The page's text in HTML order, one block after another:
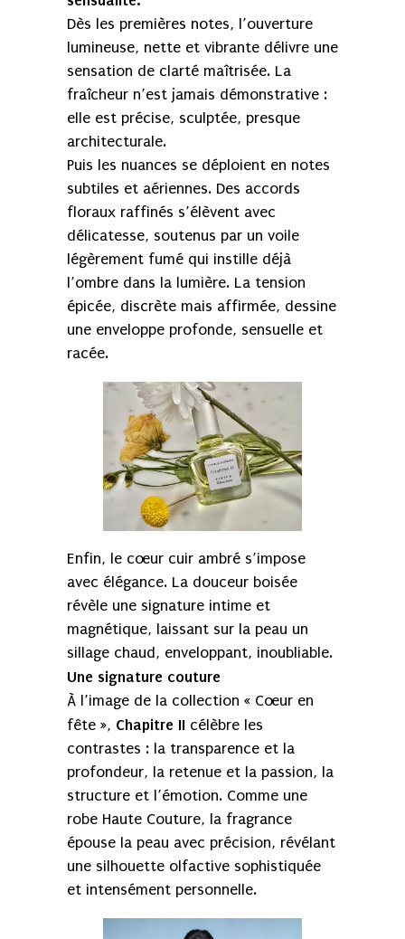
Dès les premières notes, l’ouverture
lumineuse, nette et vibrante délivre une
sensation de clarté maîtrisée. La
fraîcheur n’est jamais démonstrative :
elle est précise, sculptée, presque
architecturale.
Puis les nuances se déploient en notes
subtiles et aériennes. Des accords
floraux raffinés s’élèvent avec
délicatesse, soutenus par un voile
légèrement fumé qui instille déjà
l’ombre dans la lumière. La tension
épicée, discrète mais affirmée, dessine
une enveloppe profonde, sensuelle et
racée.
Enfin, le cœur cuir ambré s’impose
avec élégance. La douceur boisée
révèle une signature intime et
magnétique, laissant sur la peau un
sillage chaud, enveloppant, inoubliable.
Une signature couture
À l’image de la collection « Cœur en
fête », Chapitre II célèbre les
contrastes : la transparence et la
profondeur, la retenue et la passion, la
structure et l’émotion. Comme une
robe Haute Couture, la fragrance
épouse la peau avec précision, révélant
une silhouette olfactive sophistiquée
et intensément personnelle.